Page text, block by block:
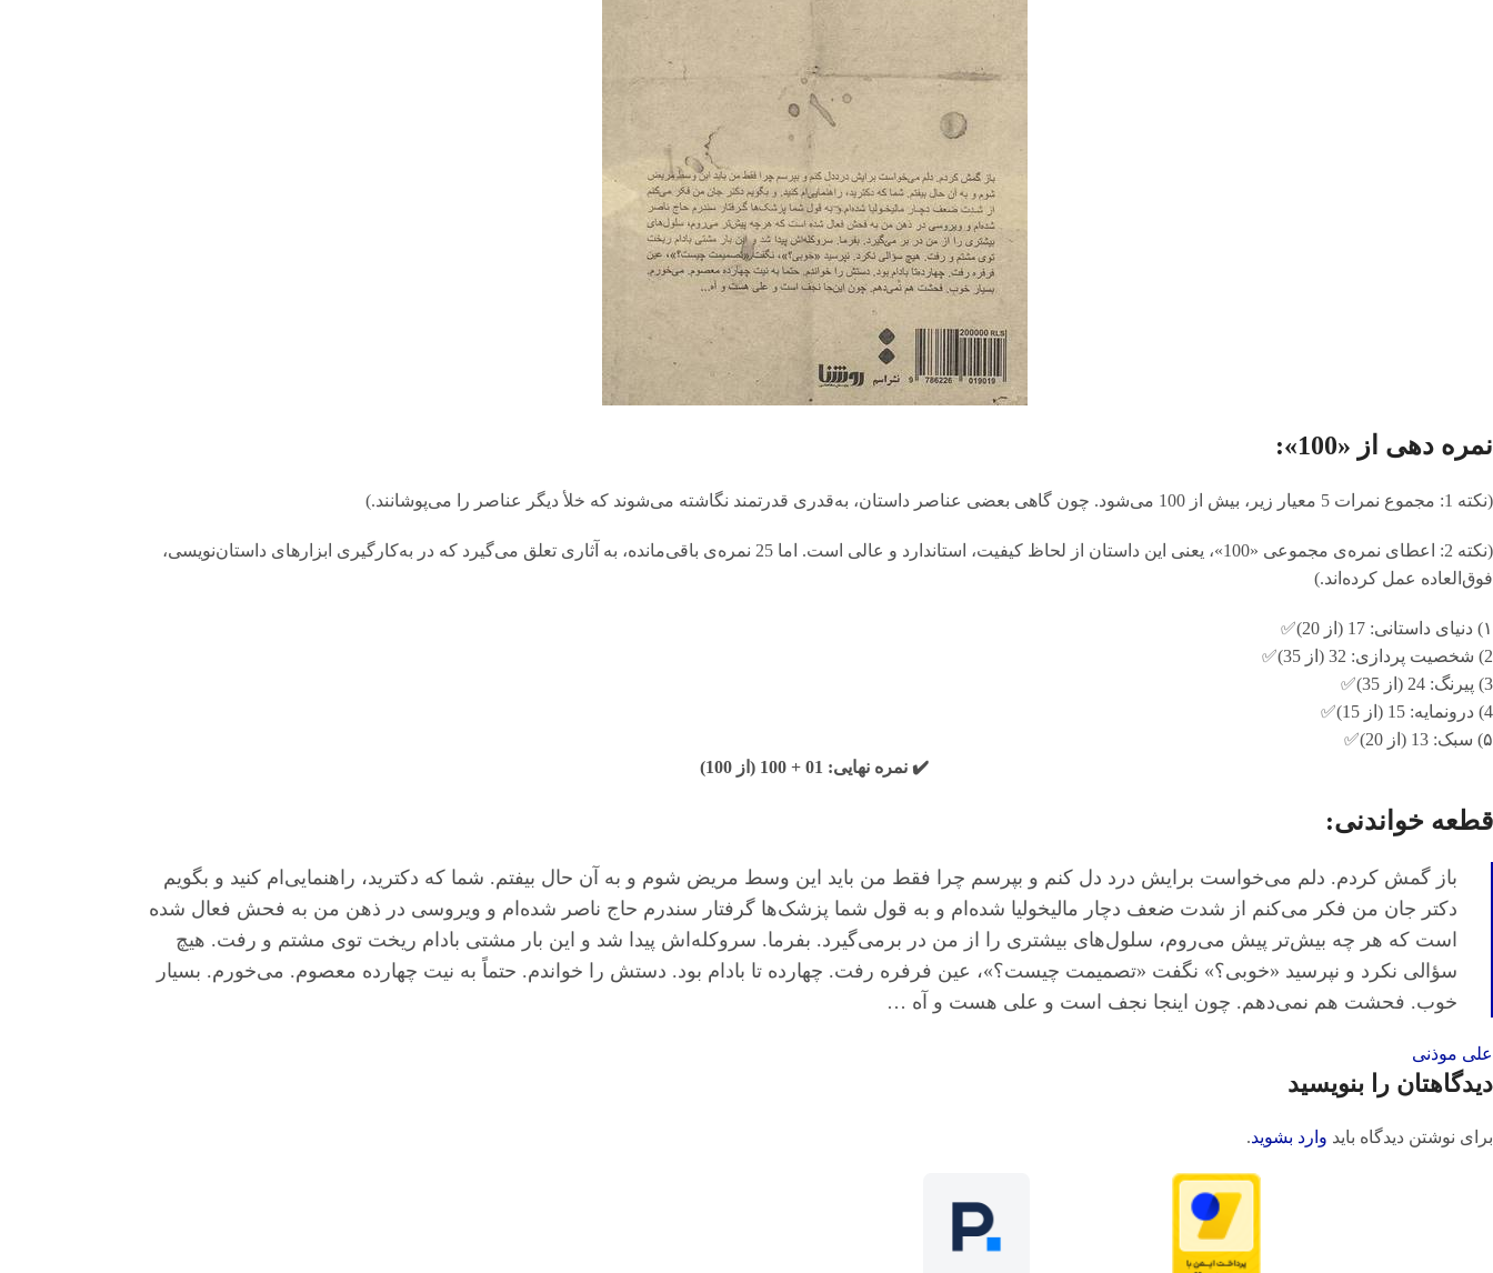
نمره دهی از «100»:
(نکته 1: مجموع نمرات 5 معیار زیر، بیش از 100 می‌شود. چون گاهی بعضی عناصر داستان، به‌قدری قدرتمند نگاشته می‌شوند که خلأ دیگر عناصر را می‌پوشانند.)
(نکته 2: اعطای نمره‌ی مجموعی «100»، یعنی این داستان از لحاظ کیفیت، استاندارد و عالی است. اما 25 نمره‌ی باقی‌مانده، به آثاری تعلق می‌گیرد که در به‌کارگیری ابزارهای داستان‌نویسی،
فوق‌العاده عمل کرده‌اند.)
۱) دنیای داستانی: 17 (از 20)✅
2) شخصیت پردازی: 32 (از 35)✅
3) پیرنگ: 24 (از 35)✅
4) درونمایه: 15 (از 15)✅
۵) سبک: 13 (از 20)✅
✔️ نمره نهایی: 01 + 100 (از 100)
قطعه خواندنی:
باز گمش کردم. دلم می‌خواست برایش درد دل کنم و بپرسم چرا فقط من باید این وسط مریض شوم و به آن حال بیفتم. شما که دکترید، راهنمایی‌ام کنید و بگویم
دکتر جان من فکر می‌کنم از شدت ضعف دچار مالیخولیا شده‌ام و به قول شما پزشک‌ها گرفتار سندرم حاج ناصر شده‌ام و ویروسی در ذهن من به فحش فعال شده
است که هر چه بیش‌تر پیش می‌روم، سلول‌های بیشتری را از من در برمی‌گیرد. بفرما. سروکله‌اش پیدا شد و این بار مشتی بادام ریخت توی مشتم و رفت. هیچ
سؤالی نکرد و نپرسید «خوبی؟» نگفت «تصمیمت چیست؟»، عین فرفره رفت. چهارده تا بادام بود. دستش را خواندم. حتماً به نیت چهارده معصوم. می‌خورم. بسیار
خوب. فحشت هم نمی‌دهم. چون اینجا نجف است و علی هست و آه …
علی موذنی
دیدگاهتان را بنویسید
برای نوشتن دیدگاه باید وارد بشوید.